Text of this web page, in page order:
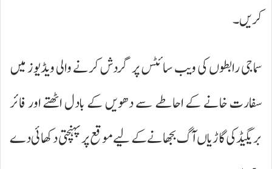
کریں۔
سماجی رابطوں کی ویب سائٹس پر گردش کرنے والی ویڈیوز میں
سفارت خانے کے احاطے سے دھویں کے بادل اٹھتے اور فائر
بریگیڈ کی گاڑیاں آگ بجھانے کے لیے موقع پر پہنچتی دکھائی دے